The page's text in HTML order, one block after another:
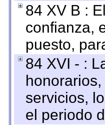
84 XV B :
confianza,
puesto,
84 XVI - :
servicios,
el periodo